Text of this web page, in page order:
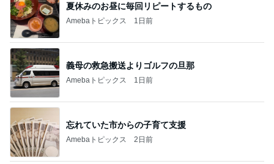
夏休みのお昼に毎回リピートするもの
Amebaトピックス 1日前
義母の救急搬送よりゴルフの旦那
Amebaトピックス 1日前
忘れていた市からの子育て支援
Amebaトピックス 2日前